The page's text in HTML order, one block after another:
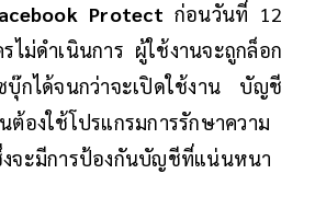
Protect ก่อนวันที่ 12
ไม่ดำเนินการ ผู้ใช้งานจะถูกล็อก
บุ๊กได้จนกว่าจะเปิดใช้งาน บัญชี
ต้องใช้โปรแกรมการรักษาความ
จะมีการป้องกันบัญชีที่แน่นหนา